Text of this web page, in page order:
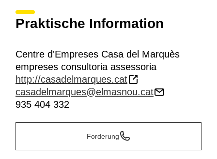
Praktische Information
Centre d'Empreses Casa del Marquès
empreses consultoria assessoria
http://casadelmarques.cat
casadelmarques@elmasnou.cat
935 404 332
Forderung